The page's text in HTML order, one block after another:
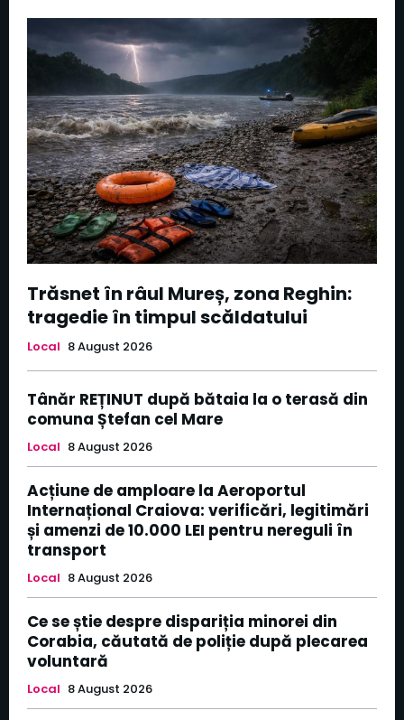
Trăsnet în râul Mureș, zona Reghin:
tragedie în timpul scăldatului
Local 8 August 2026
Tânăr REȚINUT după bătaia la o terasă din
comuna Ștefan cel Mare
Local 8 August 2026
Acțiune de amploare la Aeroportul
Internațional Craiova: verificări, legitimări
și amenzi de 10.000 LEI pentru nereguli în
transport
Local 8 August 2026
Ce se știe despre dispariția minorei din
Corabia, căutată de poliție după plecarea
voluntară
Local 8 August 2026